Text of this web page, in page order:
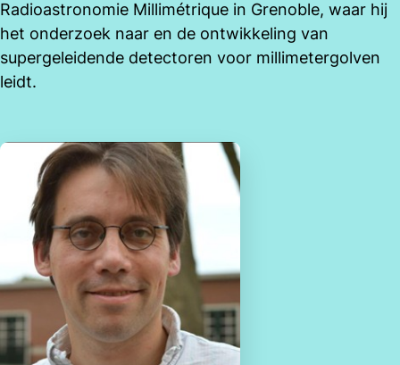
Radioastronomie Millimétrique in Grenoble, waar hij
het onderzoek naar en de ontwikkeling van
supergeleidende detectoren voor millimetergolven
leidt.